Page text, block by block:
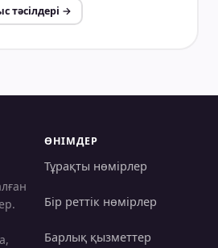
тәсілдері →
ӨНІМДЕР
Тұрақты нөмірлер
Бір реттік нөмірлер
Барлық қызметтер